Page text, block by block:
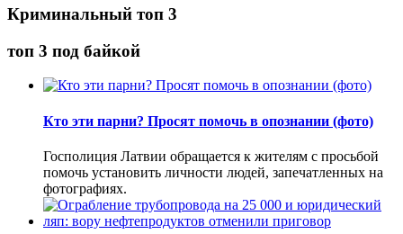
Криминальный топ 3
топ 3 под байкой
Кто эти парни? Просят помочь в опознании (фото)
Госполиция Латвии обращается к жителям с просьбой
помочь установить личности людей, запечатленных на
фотографиях.